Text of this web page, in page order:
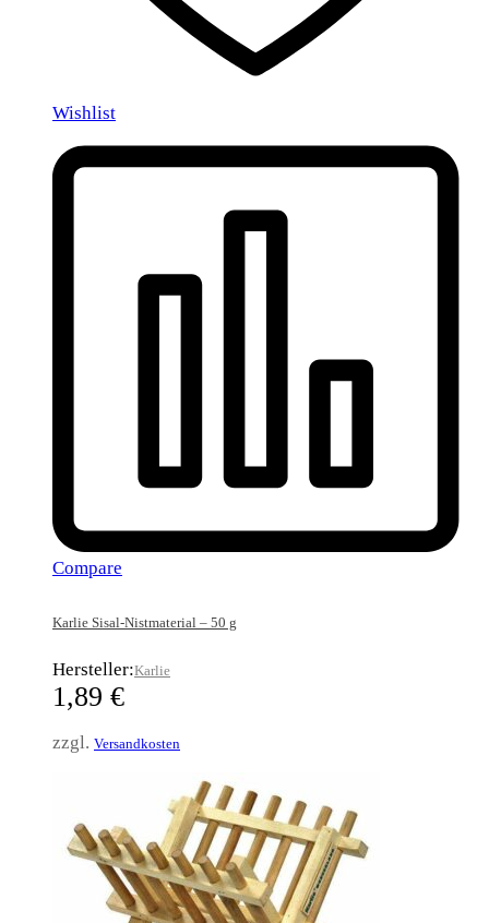
Wishlist
Compare
Karlie Sisal-Nistmaterial – 50 g
Hersteller:Karlie
1,89 €
zzgl. Versandkosten